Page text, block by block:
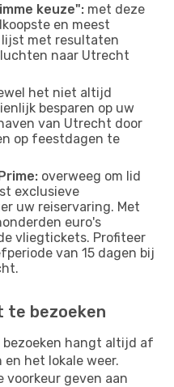
keuze": met deze
en meest
met resultaten
naar Utrecht
het niet altijd
besparen op uw
van Utrecht door
op feestdagen te
overweeg om lid
exclusieve
uw reiservaring. Met
euro's
vliegtickets. Profiteer
van 15 dagen bij
te bezoeken
hangt altijd af
het lokale weer.
voorkeur geven aan